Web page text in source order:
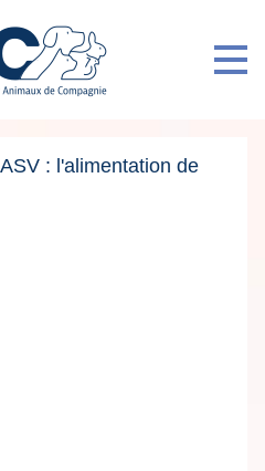
: l'alimentation de